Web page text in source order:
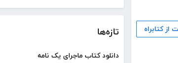
تازه‌ها
دانلود کتاب ماجرای یک نامه
از کتابراه